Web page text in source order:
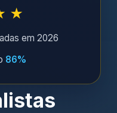
em 2026
86%